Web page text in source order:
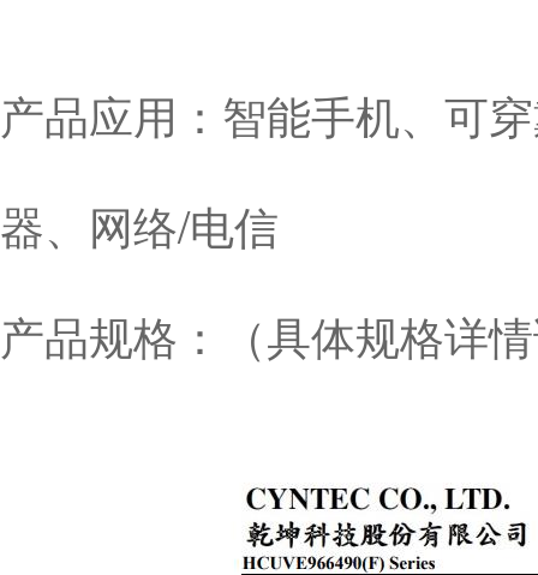
产品应用：智能手机、可
器、网络/电信
产品规格：（具体规格详